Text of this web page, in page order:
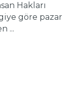
Hakları
göre pazar
...